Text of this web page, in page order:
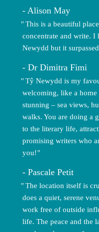
Alison May
This is a beautiful
concentrate and write. I
Newydd but it
Dr Dimitra Fimi
Tŷ Newydd is my
welcoming, like a
stunning – sea views,
walks. You are doing a
to the literary life,
promising writers who
you!
Pascale Petit
The location itself is
does a quiet, serene
work free of outside
life. The peace and the